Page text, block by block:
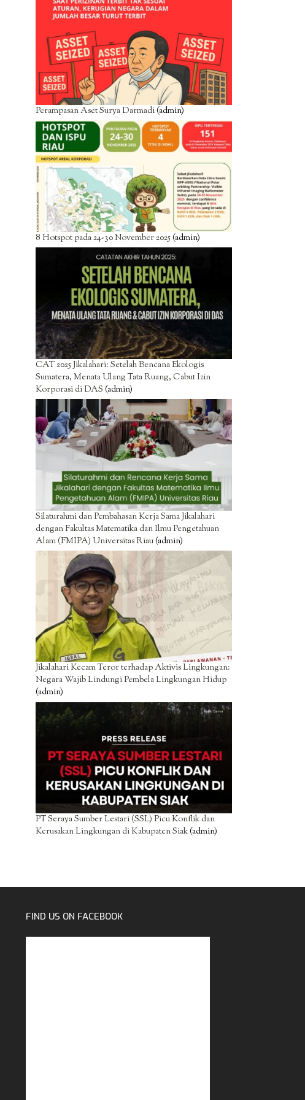
Perampasan Aset Surya Darmadi(admin)
8 Hotspot pada 24-30 November 2025(admin)
CAT 2025 Jikalahari: Setelah Bencana Ekologis
Sumatera, Menata Ulang Tata Ruang, Cabut Izin
Korporasi di DAS (admin)
Silaturahmi dan Pembahasan Kerja Sama Jikalahari
dengan Fakultas Matematika dan Ilmu Pengetahuan
Alam (FMIPA) Universitas Riau(admin)
Jikalahari Kecam Teror terhadap Aktivis Lingkungan:
Negara Wajib Lindungi Pembela Lingkungan Hidup
(admin)
PT Seraya Sumber Lestari (SSL) Picu Konflik dan
Kerusakan Lingkungan di Kabupaten Siak(admin)
FIND US ON FACEBOOK